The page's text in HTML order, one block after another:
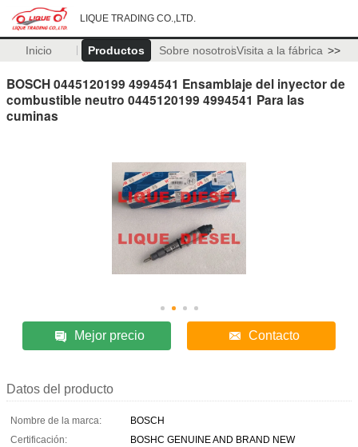
LIQUE TRADING CO.,LTD.
Inicio Productos Sobre nosotrosVisita a la fábrica >>
BOSCH 0445120199 4994541 Ensamblaje del inyector de
combustible neutro 0445120199 4994541 Para las
cuminas
Mejor precio Contacto
Datos del producto
Nombre de la marca:
BOSCH
Certificación:
BOSHC GENUINE AND BRAND NEW